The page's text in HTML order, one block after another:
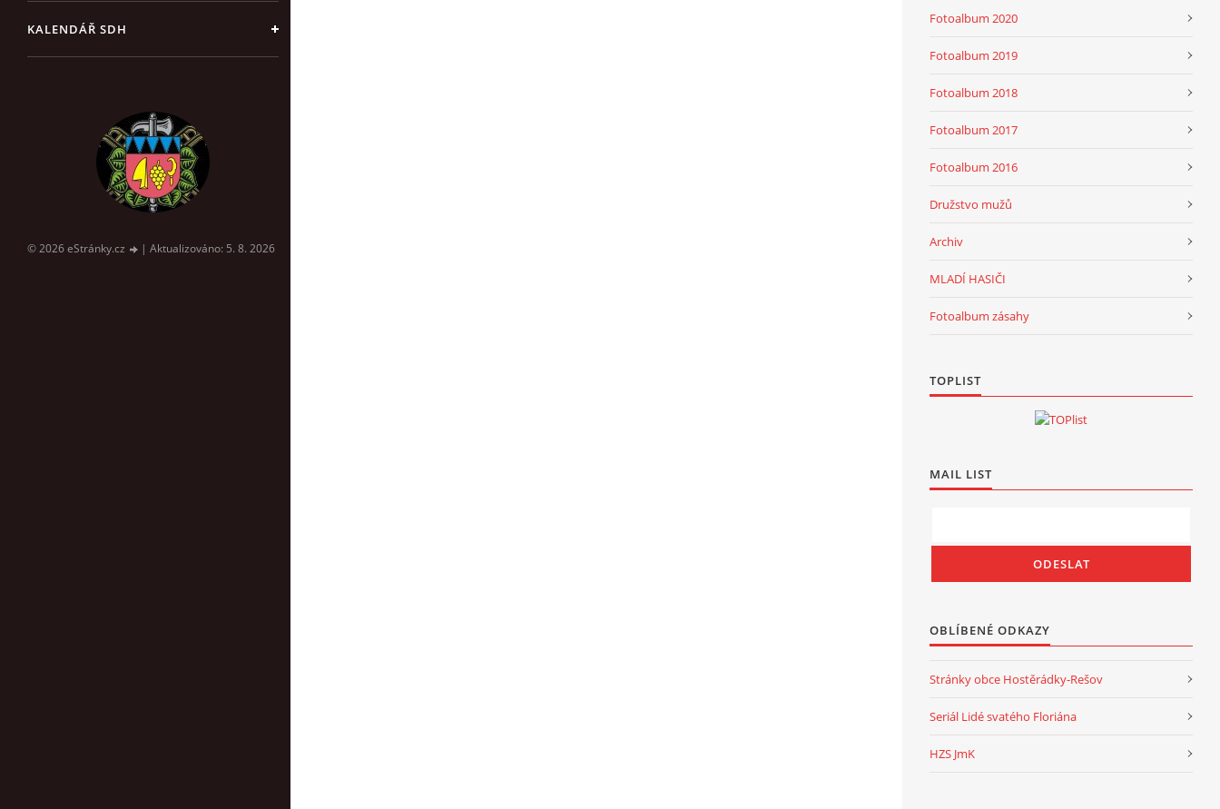
KALENDÁŘ SDH
© 2026 eStránky.cz | Aktualizováno: 5. 8. 2026
Fotoalbum 2020
Fotoalbum 2019
Fotoalbum 2018
Fotoalbum 2017
Fotoalbum 2016
Družstvo mužů
Archiv
MLADÍ HASIČI
Fotoalbum zásahy
TOPLIST
MAIL LIST
OBLÍBENÉ ODKAZY
Stránky obce Hostěrádky-Rešov
Seriál Lidé svatého Floriána
HZS JmK